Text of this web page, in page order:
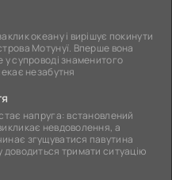
океану і вирішує покинути
Мотунуї. Вперше вона
у супроводі знаменитого
незабутня
напруга: встановлений
невдоволення, а
згущуватися павутина
доводиться тримати ситуацію